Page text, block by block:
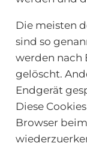
Die meisten
sind so
werden nach
gelöscht.
Endgerät
Diese
Browser